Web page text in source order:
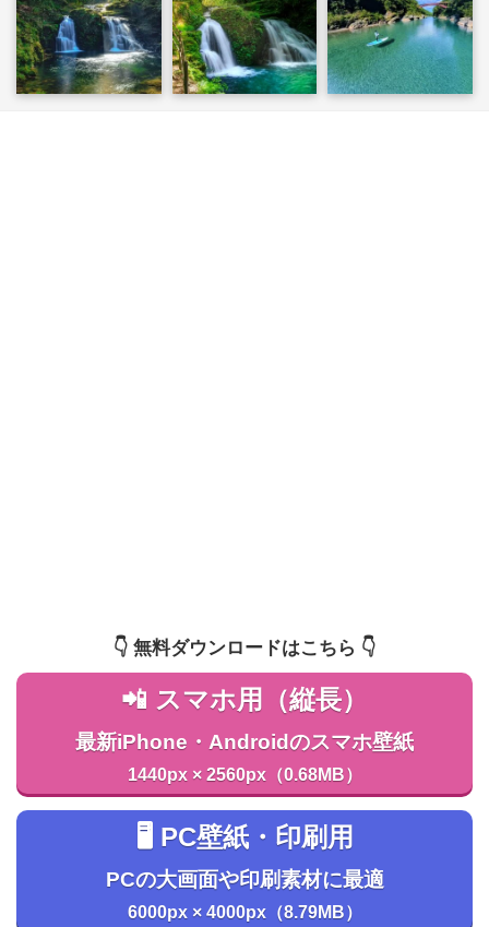
👇️ 無料ダウンロードはこちら 👇️
📲 スマホ用（縦長）
最新iPhone・Androidのスマホ壁紙
1440px × 2560px（0.68MB）
🖥️ PC壁紙・印刷用
PCの大画面や印刷素材に最適
6000px × 4000px（8.79MB）